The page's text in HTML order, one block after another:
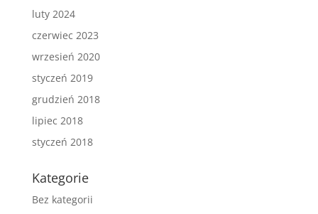
luty 2024
czerwiec 2023
wrzesień 2020
styczeń 2019
grudzień 2018
lipiec 2018
styczeń 2018
Kategorie
Bez kategorii